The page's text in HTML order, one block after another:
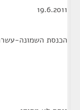
19.6.2011
הכנסת השמונה-